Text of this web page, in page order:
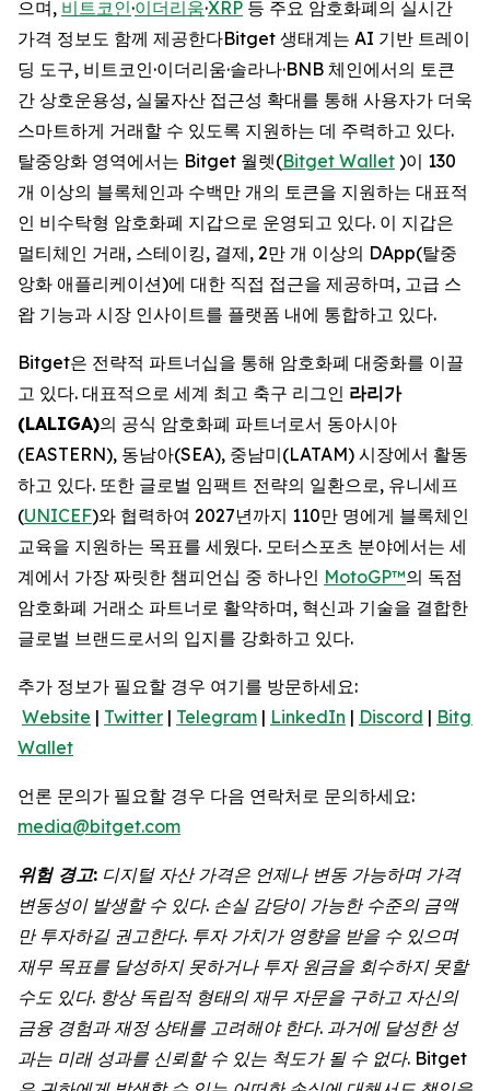
으며, 비트코인·이더리움·XRP 등 주요 암호화폐의 실시간
가격 정보도 함께 제공한다Bitget 생태계는 AI 기반 트레이
딩 도구, 비트코인·이더리움·솔라나·BNB 체인에서의 토큰
간 상호운용성, 실물자산 접근성 확대를 통해 사용자가 더욱
스마트하게 거래할 수 있도록 지원하는 데 주력하고 있다.
탈중앙화 영역에서는 Bitget 월렛(Bitget Wallet )이 130
개 이상의 블록체인과 수백만 개의 토큰을 지원하는 대표적
인 비수탁형 암호화폐 지갑으로 운영되고 있다. 이 지갑은
멀티체인 거래, 스테이킹, 결제, 2만 개 이상의 DApp(탈중
앙화 애플리케이션)에 대한 직접 접근을 제공하며, 고급 스
왑 기능과 시장 인사이트를 플랫폼 내에 통합하고 있다.
Bitget은 전략적 파트너십을 통해 암호화폐 대중화를 이끌
고 있다. 대표적으로 세계 최고 축구 리그인 라리가
(LALIGA)의 공식 암호화폐 파트너로서 동아시아
(EASTERN), 동남아(SEA), 중남미(LATAM) 시장에서 활동
하고 있다. 또한 글로벌 임팩트 전략의 일환으로, 유니세프
(UNICEF)와 협력하여 2027년까지 110만 명에게 블록체인
교육을 지원하는 목표를 세웠다. 모터스포츠 분야에서는 세
계에서 가장 짜릿한 챔피언십 중 하나인 MotoGP™의 독점
암호화폐 거래소 파트너로 활약하며, 혁신과 기술을 결합한
글로벌 브랜드로서의 입지를 강화하고 있다.
추가 정보가 필요할 경우 여기를 방문하세요:
Website | Twitter | Telegram | LinkedIn | Discord | Bitget
Wallet
언론 문의가 필요할 경우 다음 연락처로 문의하세요:
media@bitget.com
위험 경고: 디지털 자산 가격은 언제나 변동 가능하며 가격
변동성이 발생할 수 있다. 손실 감당이 가능한 수준의 금액
만 투자하길 권고한다. 투자 가치가 영향을 받을 수 있으며
재무 목표를 달성하지 못하거나 투자 원금을 회수하지 못할
수도 있다. 항상 독립적 형태의 재무 자문을 구하고 자신의
금융 경험과 재정 상태를 고려해야 한다. 과거에 달성한 성
과는 미래 성과를 신뢰할 수 있는 척도가 될 수 없다. Bitget